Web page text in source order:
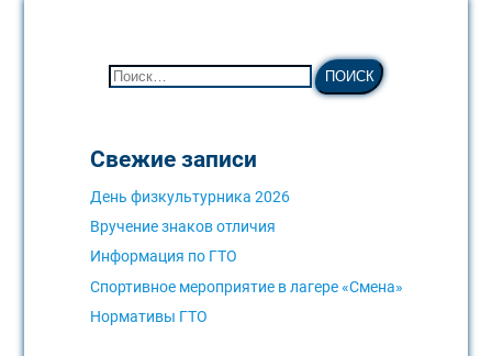
Свежие записи
День физкультурника 2026
Вручение знаков отличия
Информация по ГТО
Спортивное мероприятие в лагере «Смена»
Нормативы ГТО